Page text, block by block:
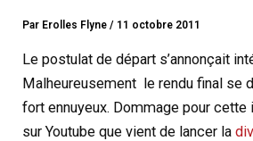
Par Erolles Flyne/ 11 octobre 2011
Le postulat de départ s’annonçait
Malheureusement le rendu final se
fort ennuyeux. Dommage pour cette
sur Youtube que vient de lancer la